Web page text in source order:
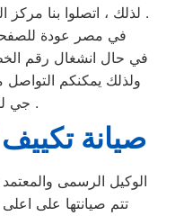
. لذلك ، اتصلوا بنا مركز
في مصر عودة
في حال انشغال رقم
ولذلك يمكنكم
جي للتكييف فى مدينتي‏ .
صيانة
الوكيل الرسمى
تتم صيانتها على